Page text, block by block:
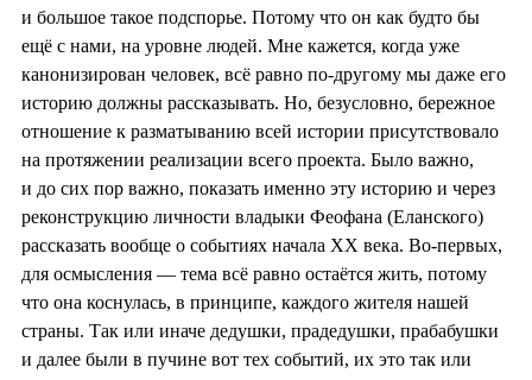
и большое такое подспорье. Потому что он как будто бы
ещё с нами, на уровне людей. Мне кажется, когда уже
канонизирован человек, всё равно по-другому мы даже его
историю должны рассказывать. Но, безусловно, бережное
отношение к разматыванию всей истории присутствовало
на протяжении реализации всего проекта. Было важно,
и до сих пор важно, показать именно эту историю и через
реконструкцию личности владыки Феофана (Еланского)
рассказать вообще о событиях начала ХХ века. Во-первых,
для осмысления — тема всё равно остаётся жить, потому
что она коснулась, в принципе, каждого жителя нашей
страны. Так или иначе дедушки, прадедушки, прабабушки
и далее были в пучине вот тех событий, их это так или